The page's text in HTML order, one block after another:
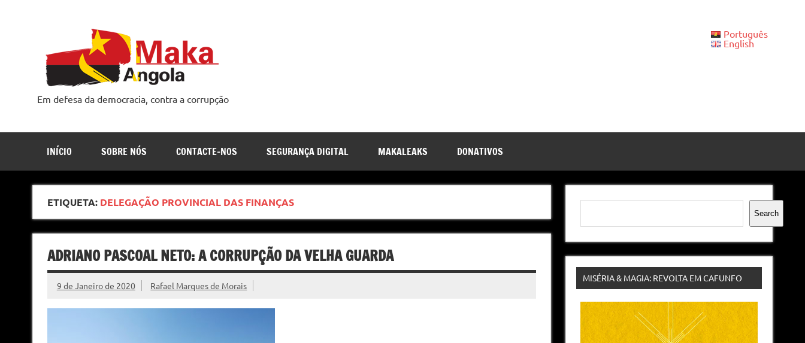
Em defesa da democracia, contra a corrupção
Português
English
INÍCIO SOBRE NÓS CONTACTE-NOS SEGURANÇA DIGITAL MAKALEAKS DONATIVOS
ETIQUETA: DELEGAÇÃO PROVINCIAL DAS FINANÇAS
ADRIANO PASCOAL NETO: A CORRUPÇÃO DA VELHA GUARDA
9 de Janeiro de 2020 Rafael Marques de Morais
Pesquisar
Search
MISÉRIA & MAGIA: REVOLTA EM CAFUNFO